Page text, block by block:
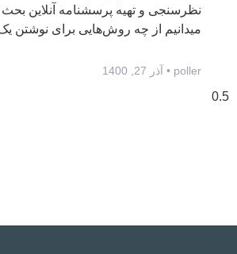
نظرسنجی و تهیه پرسشنامه آنلاین
میدانیم از چه روش‌هایی برای نوشتن
poller آذر 27, 1400